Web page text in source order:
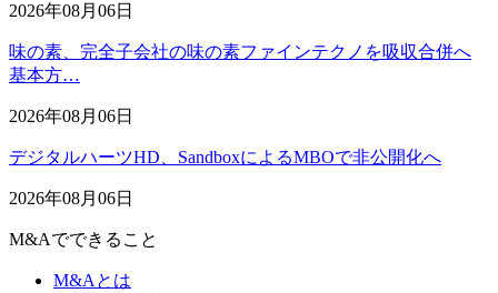
2026年08月06日
味の素、完全子会社の味の素ファインテクノを吸収合併へ
基本方…
2026年08月06日
デジタルハーツHD、SandboxによるMBOで非公開化へ
2026年08月06日
M&Aでできること
M&Aとは